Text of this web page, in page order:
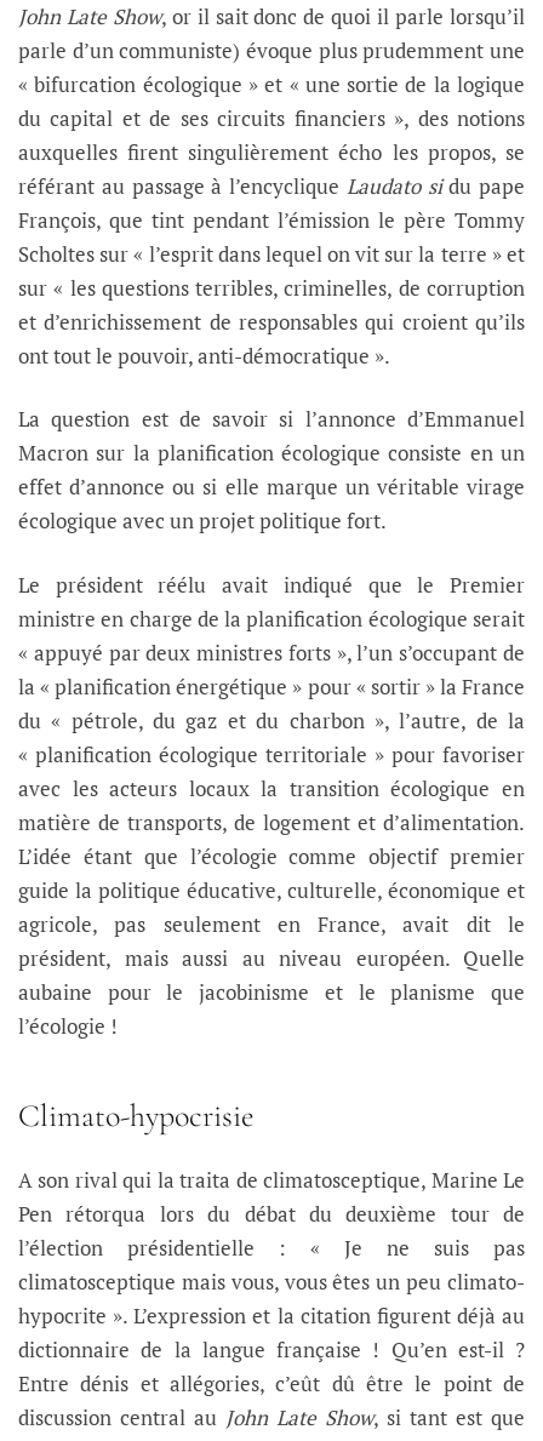
John Late Show, or il sait donc de quoi il parle lorsqu’il
parle d’un communiste) évoque plus prudemment une
« bifurcation écologique » et « une sortie de la logique
du capital et de ses circuits financiers », des notions
auxquelles firent singulièrement écho les propos, se
référant au passage à l’encyclique Laudato sidu pape
François, que tint pendant l’émission le père Tommy
Scholtes sur « l’esprit dans lequel on vit sur la terre » et
sur « les questions terribles, criminelles, de corruption
et d’enrichissement de responsables qui croient qu’ils
ont tout le pouvoir, anti-démocratique ».
La question est de savoir si l’annonce d’Emmanuel
Macron sur la planification écologique consiste en un
effet d’annonce ou si elle marque un véritable virage
écologique avec un projet politique fort.
Le président réélu avait indiqué que le Premier
ministre en charge de la planification écologique serait
« appuyé par deux ministres forts », l’un s’occupant de
la « planification énergétique » pour « sortir » la France
du « pétrole, du gaz et du charbon », l’autre, de la
« planification écologique territoriale » pour favoriser
avec les acteurs locaux la transition écologique en
matière de transports, de logement et d’alimentation.
L’idée étant que l’écologie comme objectif premier
guide la politique éducative, culturelle, économique et
agricole, pas seulement en France, avait dit le
président, mais aussi au niveau européen. Quelle
aubaine pour le jacobinisme et le planisme que
l’écologie !
Climato-hypocrisie
A son rival qui la traita de climatosceptique, Marine Le
Pen rétorqua lors du débat du deuxième tour de
l’élection présidentielle : « Je ne suis pas
climatosceptique mais vous, vous êtes un peu climato-
hypocrite ». L’expression et la citation figurent déjà au
dictionnaire de la langue française ! Qu’en est-il ?
Entre dénis et allégories, c’eût dû être le point de
discussion central au John Late Show, si tant est que